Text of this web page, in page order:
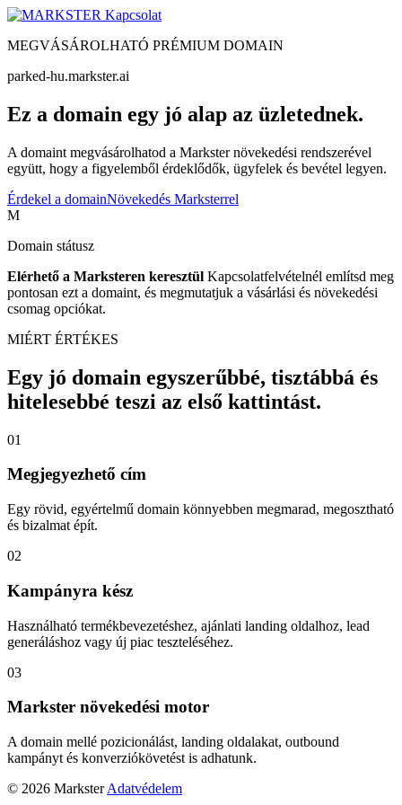
Kapcsolat
MEGVÁSÁROLHATÓ PRÉMIUM DOMAIN
parked-hu.markster.ai
Ez a domain egy jó alap az üzletednek.
A domaint megvásárolhatod a Markster növekedési rendszerével
együtt, hogy a figyelemből érdeklődők, ügyfelek és bevétel legyen.
Érdekel a domainNövekedés Marksterrel
M
Domain státusz
Elérhető a Marksteren keresztül Kapcsolatfelvételnél említsd meg
pontosan ezt a domaint, és megmutatjuk a vásárlási és növekedési
csomag opciókat.
MIÉRT ÉRTÉKES
Egy jó domain egyszerűbbé, tisztábbá és
hitelesebbé teszi az első kattintást.
01
Megjegyezhető cím
Egy rövid, egyértelmű domain könnyebben megmarad, megosztható
és bizalmat épít.
02
Kampányra kész
Használható termékbevezetéshez, ajánlati landing oldalhoz, lead
generáláshoz vagy új piac teszteléséhez.
03
Markster növekedési motor
A domain mellé pozicionálást, landing oldalakat, outbound
kampányt és konverziókövetést is adhatunk.
© 2026 Markster Adatvédelem